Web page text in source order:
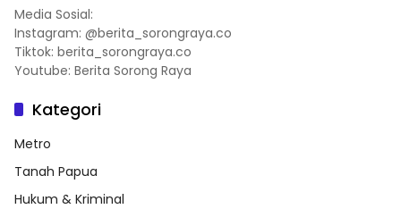
Media Sosial:
Instagram: @berita_sorongraya.co
Tiktok: berita_sorongraya.co
Youtube: Berita Sorong Raya
Kategori
Metro
Tanah Papua
Hukum & Kriminal